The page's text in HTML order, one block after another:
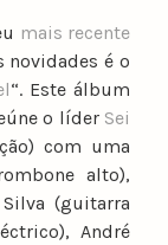
mais recente
novidades é o
“. Este álbum
o líder Sei
com uma
alto),
(guitarra
André